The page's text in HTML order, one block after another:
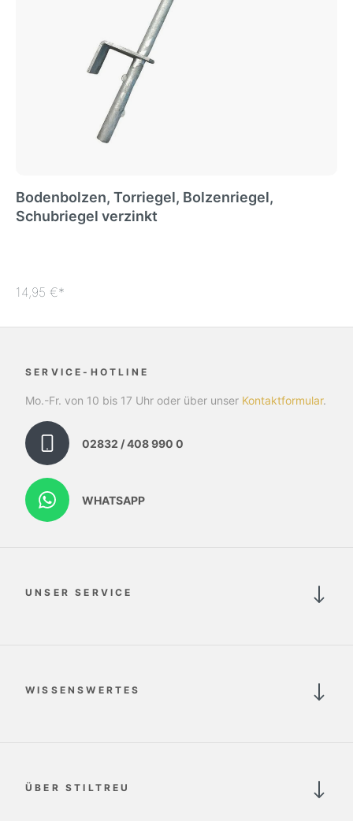
Bodenbolzen, Torriegel, Bolzenriegel,
Schubriegel verzinkt
14,95 €*
SERVICE-HOTLINE
Mo.-Fr. von 10 bis 17 Uhr oder über unser Kontaktformular.
02832 / 408 990 0
WHATSAPP
UNSER SERVICE
WISSENSWERTES
ÜBER STILTREU